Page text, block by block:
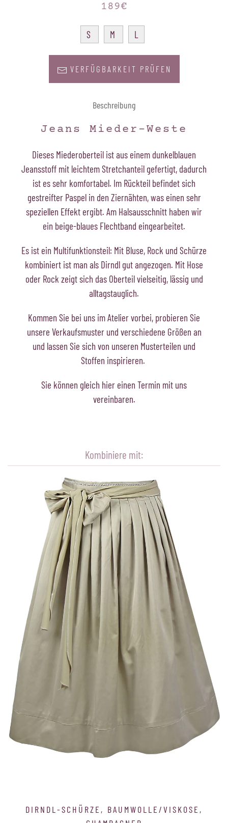
189€
S M L
VERFÜGBARKEIT PRÜFEN
Beschreibung
Jeans Mieder-Weste
Dieses Miederoberteil ist aus einem dunkelblauen
Jeansstoff mit leichtem Stretchanteil gefertigt, dadurch
ist es sehr komfortabel. Im Rückteil befindet sich
gestreifter Paspel in den Ziernähten, was einen sehr
speziellen Effekt ergibt. Am Halsausschnitt haben wir
ein beige-blaues Flechtband eingearbeitet.
Es ist ein Multifunktionsteil: Mit Bluse, Rock und Schürze
kombiniert ist man als Dirndl gut angezogen. Mit Hose
oder Rock zeigt sich das Oberteil vielseitig, lässig und
alltagstauglich.
Kommen Sie bei uns im Atelier vorbei, probieren Sie
unsere Verkaufsmuster und verschiedene Größen an
und lassen Sie sich von unseren Musterteilen und
Stoffen inspirieren.
Sie können gleich hier einen Termin mit uns
vereinbaren.
Kombiniere mit:
DIRNDL-SCHÜRZE, BAUMWOLLE/VISKOSE,